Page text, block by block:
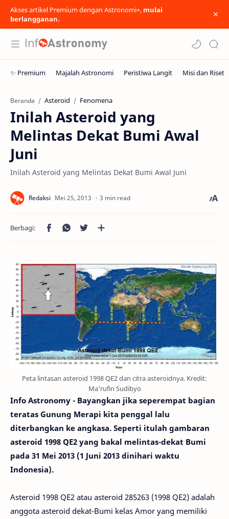
Akses artikel Premium dengan Astronomi+, mulai
berlangganan.
Beranda Asteroid Fenomena
Inilah Asteroid yang
Melintas Dekat Bumi Awal
Juni
Inilah Asteroid yang Melintas Dekat Bumi Awal Juni
3 min read
Peta lintasan asteroid 1998 QE2 dan citra asteroidnya. Kredit:
Ma'rufin Sudibyo
Info Astronomy - Bayangkan jika seperempat bagian
teratas Gunung Merapi kita penggal lalu
diterbangkan ke angkasa. Seperti itulah gambaran
asteroid 1998 QE2 yang bakal melintas-dekat Bumi
pada 31 Mei 2013 (1 Juni 2013 dinihari waktu
Indonesia).
Asteroid 1998 QE2 atau asteroid 285263 (1998 QE2) adalah
anggota asteroid dekat-Bumi kelas Amor yang memiliki